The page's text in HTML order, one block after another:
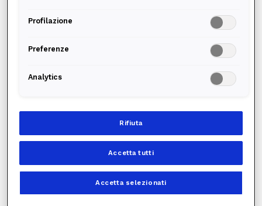
Scopri il nostro servizio di assistenza
Potrai ricevere assistenza da uno dei nostri tecnici
Profilazione
Preferenze
Analytics
Rifiuta
Accetta tutti
Accetta selezionati